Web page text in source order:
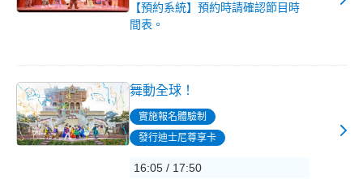
【預約系統】預約時請確認節目時
間表。
舞動全球！
實施報名體驗制
發行迪士尼尊享卡
16:05 / 17:50